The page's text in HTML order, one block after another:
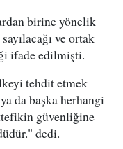
birine yönelik
ve ortak
ifade edilmişti.
tehdit etmek
da başka herhangi
güvenliğine
dedi.